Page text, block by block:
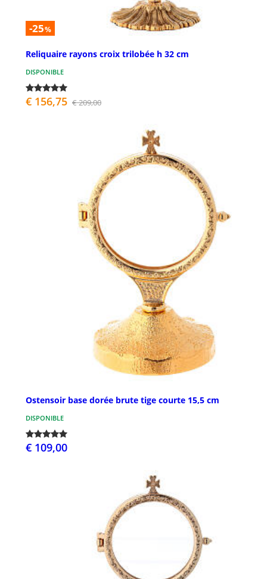
-25%
Reliquaire rayons croix trilobée h 32 cm
DISPONIBLE
€ 156,75 € 209,00
Ostensoir base dorée brute tige courte 15,5 cm
DISPONIBLE
€ 109,00